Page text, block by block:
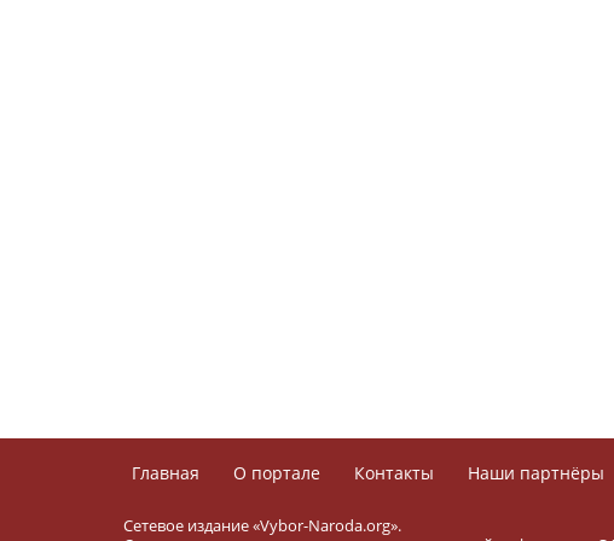
Главная О портале Контакты Наши партнёры
Сетевое издание «Vybor-Naroda.org».